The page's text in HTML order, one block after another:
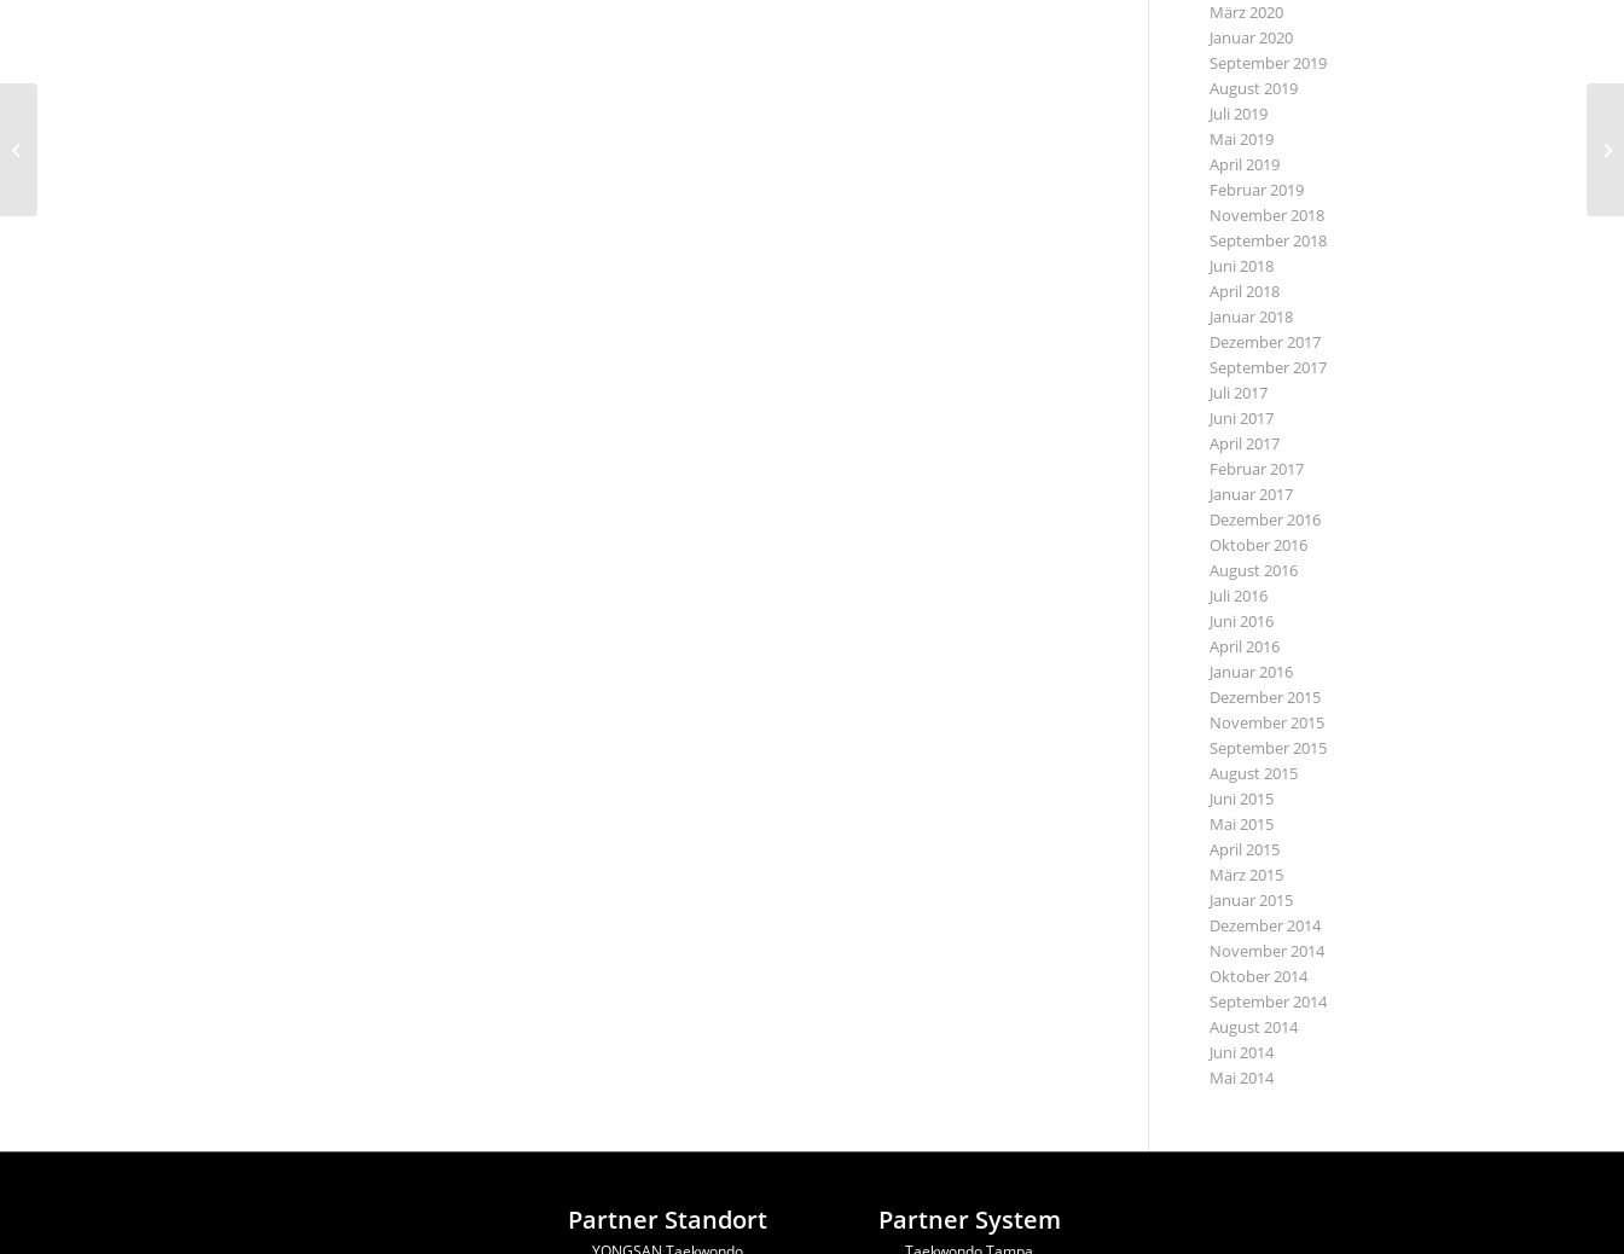
März 2020
Januar 2020
September 2019
August 2019
Juli 2019
Mai 2019
April 2019
Februar 2019
November 2018
September 2018
Juni 2018
April 2018
Januar 2018
Dezember 2017
September 2017
Juli 2017
Juni 2017
April 2017
Februar 2017
Januar 2017
Dezember 2016
Oktober 2016
August 2016
Juli 2016
Juni 2016
April 2016
Januar 2016
Dezember 2015
November 2015
September 2015
August 2015
Juni 2015
Mai 2015
April 2015
März 2015
Januar 2015
Dezember 2014
November 2014
Oktober 2014
September 2014
August 2014
Juni 2014
Mai 2014
Partner Standort Partner System